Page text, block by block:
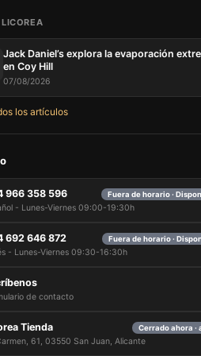
Jack Daniel’s explora la evaporación
en Coy Hill
07/08/2026
los artículos
966 358 596 Fuera de horario ·
- Lunes-Viernes 09:00-19:30h
692 646 872 Fuera de horario ·
- Lunes-Viernes 09:30-16:30h
de contacto
Tienda Cerrado ahora
61, 03550 San Juan, Alicante
por
que
para
carrito